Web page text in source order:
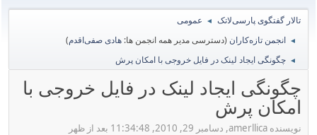
تالار گفتگوی پارسی‌لاتک ◄ عمومی
◄ انجمن تازه‌کاران (دسترسی مدیر همه انجمن ها: هادی صفی‌اقدم)
◄ چگونگی ایجاد لینک در فایل خروجی با امکان پرش
چگونگی ایجاد لینک در فایل خروجی با
امکان پرش
نویسنده amerllica, دسامبر 29, 2010, 11:34:48 بعد از ظهر